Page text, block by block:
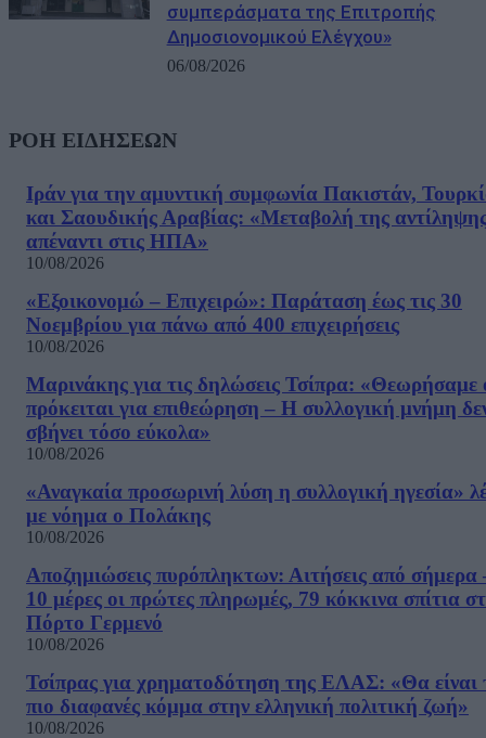
συμπεράσματα της Επιτροπής
Δημοσιονομικού Ελέγχου»
06/08/2026
ΡΟΗ ΕΙΔΗΣΕΩΝ
Ιράν για την αμυντική συμφωνία Πακιστάν,
και Σαουδικής Αραβίας: «Μεταβολή της
απέναντι στις ΗΠΑ»
10/08/2026
«Εξοικονομώ – Επιχειρώ»: Παράταση έως τις 30
Νοεμβρίου για πάνω από 400 επιχειρήσεις
10/08/2026
Μαρινάκης για τις δηλώσεις Τσίπρα: «Θεωρήσαμε
πρόκειται για επιθεώρηση – Η συλλογική μνήμη
σβήνει τόσο εύκολα»
10/08/2026
«Αναγκαία προσωρινή λύση η συλλογική ηγεσία»
με νόημα ο Πολάκης
10/08/2026
Αποζημιώσεις πυρόπληκτων: Αιτήσεις από σήμερα
10 μέρες οι πρώτες πληρωμές, 79 κόκκινα σπίτια
Πόρτο Γερμενό
10/08/2026
Τσίπρας για χρηματοδότηση της ΕΛΑΣ: «Θα είναι
πιο διαφανές κόμμα στην ελληνική πολιτική ζωή»
10/08/2026